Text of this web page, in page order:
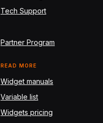
Tech Support
Partner Program
READ MORE
Widget manuals
Variable list
Widgets pricing